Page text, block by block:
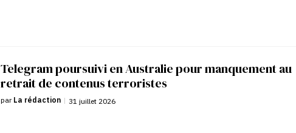
Telegram poursuivi en Australie pour manquement au
retrait de contenus terroristes
par La rédaction | 31 juillet 2026